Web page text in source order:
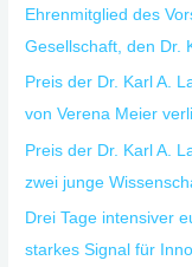
r
:
Ehrenmitglied des
Gesellschaft, den Dr.
Preis der Dr. Karl A.
von Verena Meier
Preis der Dr. Karl A.
zwei junge
Drei Tage intensiver
starkes Signal für